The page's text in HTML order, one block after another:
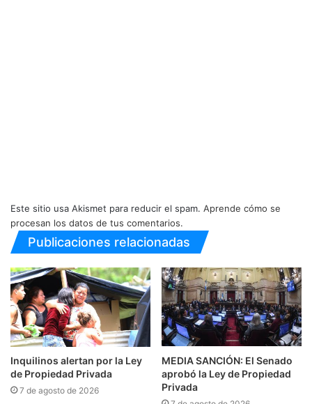
Este sitio usa Akismet para reducir el spam. Aprende cómo se
procesan los datos de tus comentarios.
Publicaciones relacionadas
Inquilinos alertan por la Ley
de Propiedad Privada
7 de agosto de 2026
MEDIA SANCIÓN: El Senado
aprobó la Ley de Propiedad
Privada